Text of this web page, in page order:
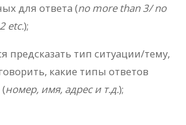
для ответа (no more than 3/ no
etc.);
предсказать тип ситуации/тему,
какие типы ответов
номер, имя, адрес и т.д.);